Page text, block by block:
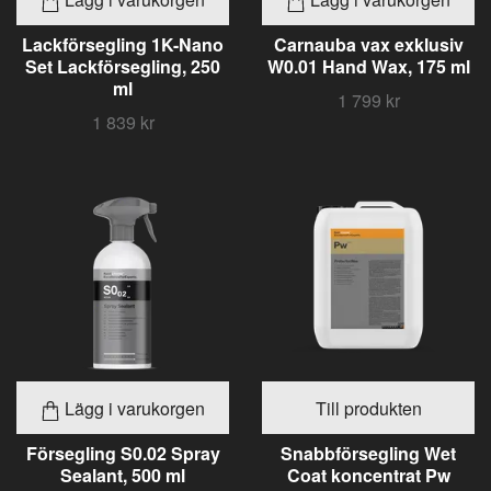
Lackförsegling 1K-Nano
Set Lackförsegling, 250
ml
1 839 kr
Carnauba vax exklusiv
W0.01 Hand Wax, 175 ml
1 799 kr
Lägg i varukorgen
Försegling S0.02 Spray
Sealant, 500 ml
Till produkten
Snabbförsegling Wet
Coat koncentrat Pw